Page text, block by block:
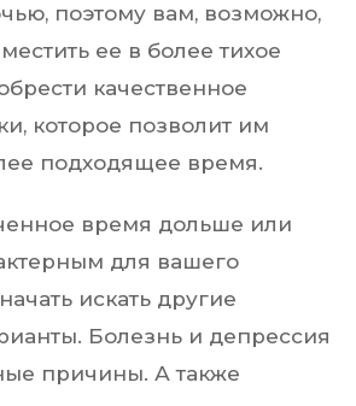
поэтому вам, возможно,
ее в более тихое
качественное
которое позволит им
подходящее время.
время дольше или
для вашего
искать другие
Болезнь и депрессия
причины. А также